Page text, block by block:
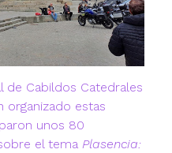
de Cabildos Catedrales
organizado estas
unos 80
el tema Plasencia: